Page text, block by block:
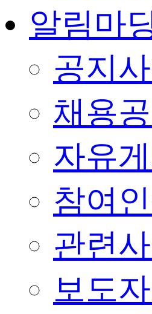
알림마
공지
채용
자유
참여
관련
보도